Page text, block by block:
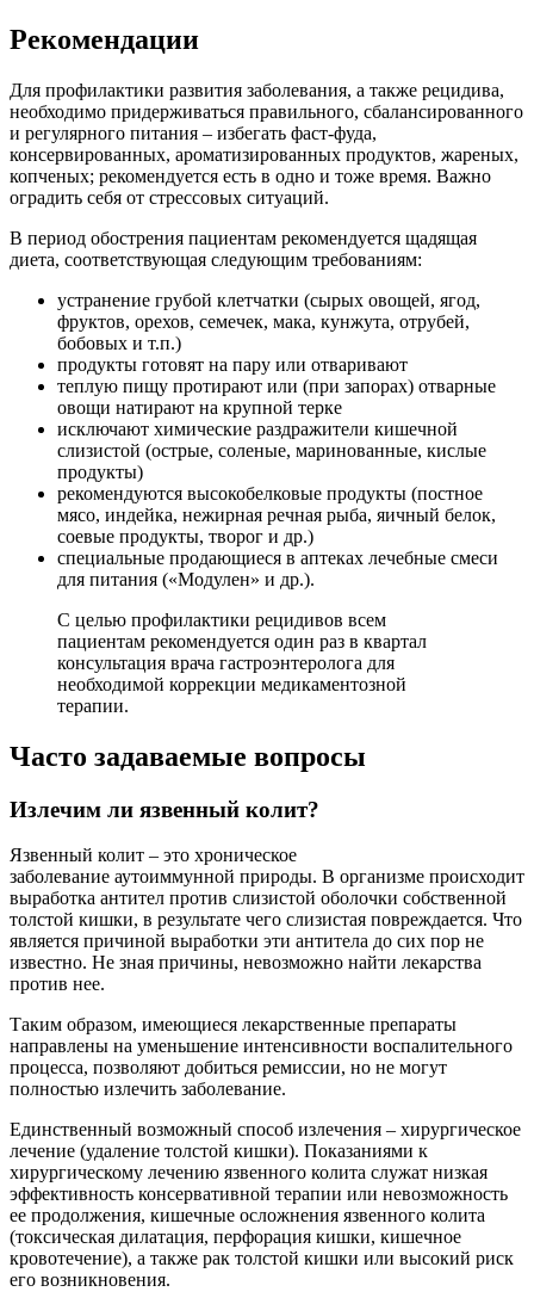
Рекомендации
Для профилактики развития заболевания, а также рецидива,
необходимо придерживаться правильного, сбалансированного
и регулярного питания – избегать фаст-фуда,
консервированных, ароматизированных продуктов, жареных,
копченых; рекомендуется есть в одно и тоже время. Важно
оградить себя от стрессовых ситуаций.
В период обострения пациентам рекомендуется щадящая
диета, соответствующая следующим требованиям:
устранение грубой клетчатки (сырых овощей, ягод,
фруктов, орехов, семечек, мака, кунжута, отрубей,
бобовых и т.п.)
продукты готовят на пару или отваривают
теплую пищу протирают или (при запорах) отварные
овощи натирают на крупной терке
исключают химические раздражители кишечной
слизистой (острые, соленые, маринованные, кислые
продукты)
рекомендуются высокобелковые продукты (постное
мясо, индейка, нежирная речная рыба, яичный белок,
соевые продукты, творог и др.)
специальные продающиеся в аптеках лечебные смеси
для питания («Модулен» и др.).
С целью профилактики рецидивов всем
пациентам рекомендуется один раз в квартал
консультация врача гастроэнтеролога для
необходимой коррекции медикаментозной
терапии.
Часто задаваемые вопросы
Излечим ли язвенный колит?
Язвенный колит – это хроническое
заболевание аутоиммунной природы. В организме происходит
выработка антител против слизистой оболочки собственной
толстой кишки, в результате чего слизистая повреждается. Что
является причиной выработки эти антитела до сих пор не
известно. Не зная причины, невозможно найти лекарства
против нее.
Таким образом, имеющиеся лекарственные препараты
направлены на уменьшение интенсивности воспалительного
процесса, позволяют добиться ремиссии, но не могут
полностью излечить заболевание.
Единственный возможный способ излечения – хирургическое
лечение (удаление толстой кишки). Показаниями к
хирургическому лечению язвенного колита служат низкая
эффективность консервативной терапии или невозможность
ее продолжения, кишечные осложнения язвенного колита
(токсическая дилатация, перфорация кишки, кишечное
кровотечение), а также рак толстой кишки или высокий риск
его возникновения.